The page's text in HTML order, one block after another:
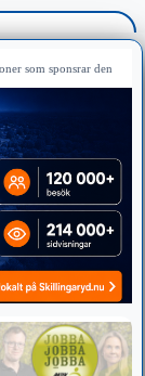
som sponsrar den